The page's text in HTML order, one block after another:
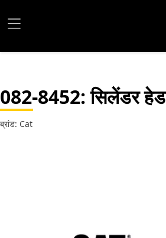
082-8452: सिलेंडर हेड
ब्रांड: Cat